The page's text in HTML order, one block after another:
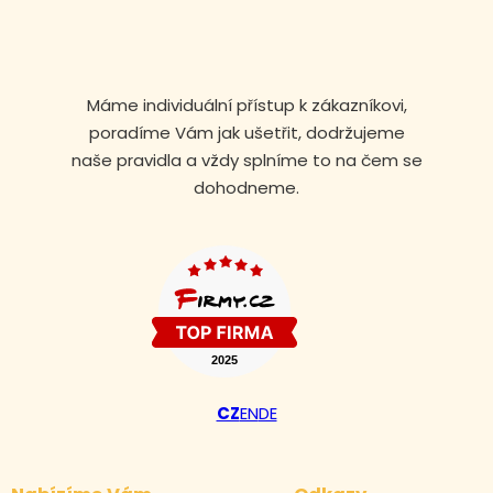
Máme individuální přístup k zákazníkovi,
poradíme Vám jak ušetřit, dodržujeme
naše pravidla a vždy splníme to na čem se
dohodneme.
CZENDE